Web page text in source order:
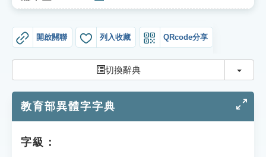
貓頭鷹博士
開啟關聯 列入收藏 QRcode分享
切換辭典 切換
教育部異體字字典
字級：